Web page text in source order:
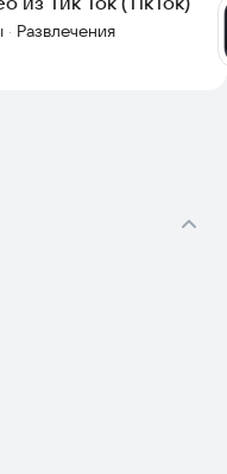
· Развлечения